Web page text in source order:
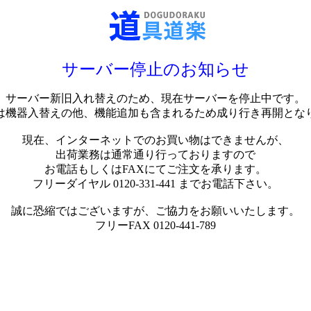
サーバー停止のお知らせ
サーバー新旧入れ替えのため、現在サーバーを停止中です。
機器入替えの他、機能追加も含まれるため成り行き再開とな
現在、インターネットでのお買い物はできませんが、
出荷業務は通常通り行っておりますので
お電話もしくはFAXにてご注文を承ります。
フリーダイヤル 0120-331-441 までお電話下さい。
誠に恐縮ではございますが、ご協力をお願いいたします。
フリーFAX 0120-441-789